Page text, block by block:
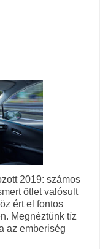
2019: számos
ötlet valósult
ért el fontos
Megnéztünk tíz
az emberiség